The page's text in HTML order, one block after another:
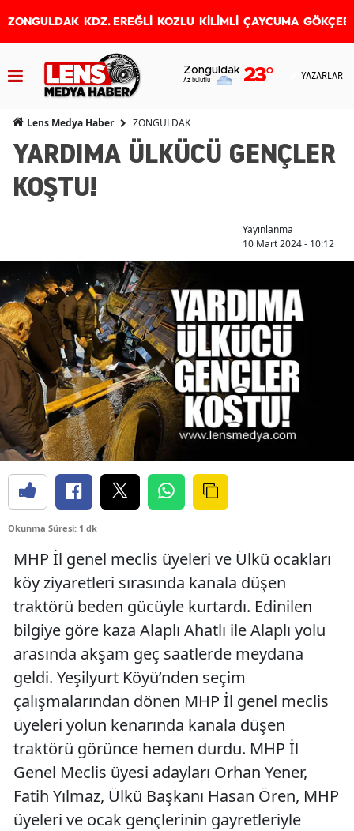
ZONGULDAK KDZ. EREĞLİ KOZLU KİLİMLİ ÇAYCUMA
Zonguldak
Az bulutlu 23° YAZARLAR
Lens Medya Haber ZONGULDAK
YARDIMA ÜLKÜCÜ GENÇLER
KOŞTU!
Yayınlanma
10 Mart 2024 - 10:12
Okunma Süresi: 1 dk
MHP İl genel meclis üyeleri ve Ülkü ocakları
köy ziyaretleri sırasında kanala düşen
traktörü beden gücüyle kurtardı. Edinilen
bilgiye göre kaza Alaplı Ahatlı ile Alaplı yolu
arasında akşam geç saatlerde meydana
geldi. Yeşilyurt Köyü’nden seçim
çalışmalarından dönen MHP İl genel meclis
üyeleri yolun kenarında kanala düşen
traktörü görünce hemen durdu. MHP İl
Genel Meclis üyesi adayları Orhan Yener,
Fatih Yılmaz, Ülkü Başkanı Hasan Ören, MHP
üyeleri ve ocak gençlerinin gayretleriyle